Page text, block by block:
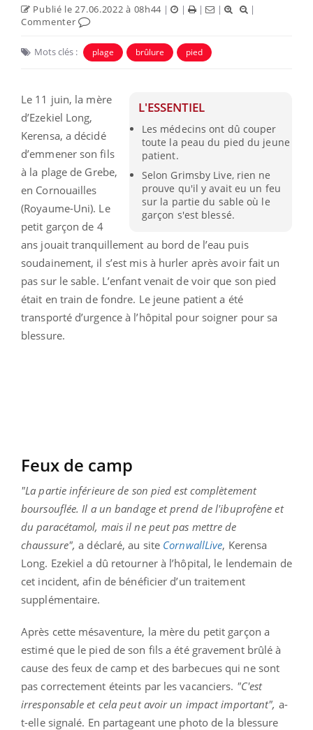
Publié le 27.06.2022 à 08h44 | | | |
|
Commenter
Mots clés : plage brûlure pied
L'ESSENTIEL
Les médecins ont dû couper
toute la peau du pied du jeune
patient.
Selon Grimsby Live, rien ne
prouve qu'il y avait eu un feu
sur la partie du sable où le
garçon s'est blessé.
Le 11 juin, la mère
d’Ezekiel Long,
Kerensa, a décidé
d’emmener son fils
à la plage de Grebe,
en Cornouailles
(Royaume-Uni). Le
petit garçon de 4
ans jouait tranquillement au bord de l’eau puis
soudainement, il s’est mis à hurler après avoir fait un
pas sur le sable. L’enfant venait de voir que son pied
était en train de fondre. Le jeune patient a été
transporté d’urgence à l’hôpital pour soigner pour sa
blessure.
Feux de camp
"La partie inférieure de son pied est complètement
boursouflée. Il a un bandage et prend de l'ibuprofène et
du paracétamol, mais il ne peut pas mettre de
chaussure", a déclaré, au site CornwallLive, Kerensa
Long. Ezekiel a dû retourner à l’hôpital, le lendemain de
cet incident, afin de bénéficier d’un traitement
supplémentaire.
Après cette mésaventure, la mère du petit garçon a
estimé que le pied de son fils a été gravement brûlé à
cause des feux de camp et des barbecues qui ne sont
pas correctement éteints par les vacanciers. "C'est
irresponsable et cela peut avoir un impact important", a-
t-elle signalé. En partageant une photo de la blessure